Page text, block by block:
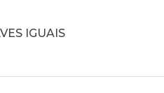
IGUAIS